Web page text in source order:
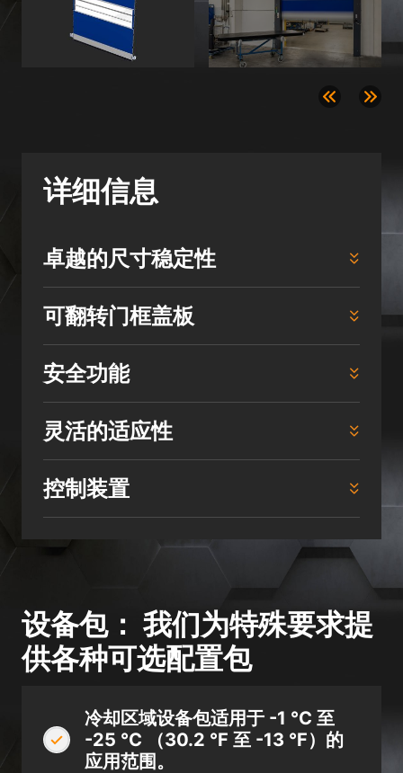
详细信息
卓越的尺寸稳定性
可翻转门框盖板
安全功能
灵活的适应性
控制装置
设备包： 我们为特殊要求提
供各种可选配置包
冷却区域设备包适用于 -1 °C 至
-25 °C （30.2 °F 至 -13 °F）的
应用范围。